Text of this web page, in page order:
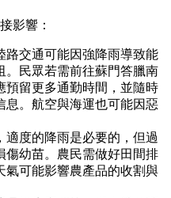
影響：
路交通可能因強降雨導致能
。民眾若需前往蘇門答臘南
預留更多通勤時間，並隨時
息。航空與海運也可能因惡
適度的降雨是必要的，但過
傷幼苗。農民需做好田間排
氣可能影響農產品的收割與